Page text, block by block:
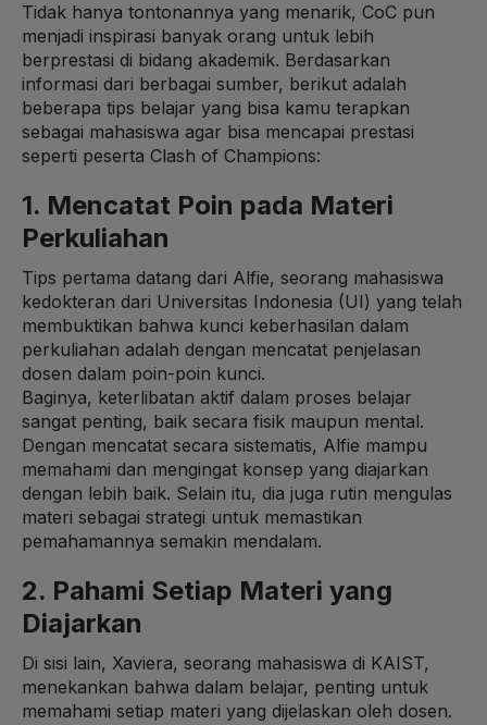
Tidak hanya tontonannya yang menarik, CoC pun
menjadi inspirasi banyak orang untuk lebih
berprestasi di bidang akademik. Berdasarkan
informasi dari berbagai sumber, berikut adalah
beberapa tips belajar yang bisa kamu terapkan
sebagai mahasiswa agar bisa mencapai prestasi
seperti peserta Clash of Champions:
1. Mencatat Poin pada Materi
Perkuliahan
Tips pertama datang dari Alfie, seorang mahasiswa
kedokteran dari Universitas Indonesia (UI) yang telah
membuktikan bahwa kunci keberhasilan dalam
perkuliahan adalah dengan mencatat penjelasan
dosen dalam poin-poin kunci.
Baginya, keterlibatan aktif dalam proses belajar
sangat penting, baik secara fisik maupun mental.
Dengan mencatat secara sistematis, Alfie mampu
memahami dan mengingat konsep yang diajarkan
dengan lebih baik. Selain itu, dia juga rutin mengulas
materi sebagai strategi untuk memastikan
pemahamannya semakin mendalam.
2. Pahami Setiap Materi yang
Diajarkan
Di sisi lain, Xaviera, seorang mahasiswa di KAIST,
menekankan bahwa dalam belajar, penting untuk
memahami setiap materi yang dijelaskan oleh dosen.